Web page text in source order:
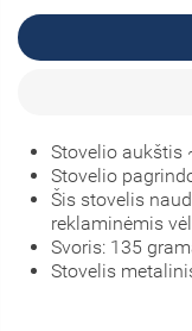
Stovelio aukštis
Stovelio
Šis stovelis
reklaminėmis
Svoris: 135
Stovelis